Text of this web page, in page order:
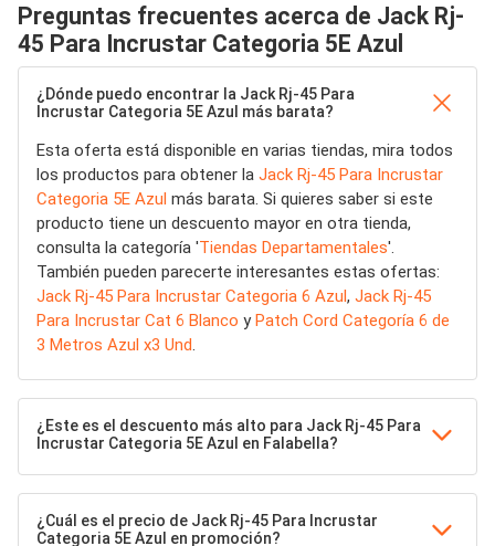
Preguntas frecuentes acerca de Jack Rj-
45 Para Incrustar Categoria 5E Azul
¿Dónde puedo encontrar la Jack Rj-45 Para
Incrustar Categoria 5E Azul más barata?
Esta oferta está disponible en varias tiendas, mira todos
los productos para obtener la Jack Rj-45 Para Incrustar
Categoria 5E Azul más barata. Si quieres saber si este
producto tiene un descuento mayor en otra tienda,
consulta la categoría 'Tiendas Departamentales'.
También pueden parecerte interesantes estas ofertas:
Jack Rj-45 Para Incrustar Categoria 6 Azul, Jack Rj-45
Para Incrustar Cat 6 Blanco yPatch Cord Categoría 6 de
3 Metros Azul x3 Und
¿Este es el descuento más alto para Jack Rj-45 Para
Incrustar Categoria 5E Azul en Falabella?
¿Cuál es el precio de Jack Rj-45 Para Incrustar
Categoria 5E Azul en promoción?